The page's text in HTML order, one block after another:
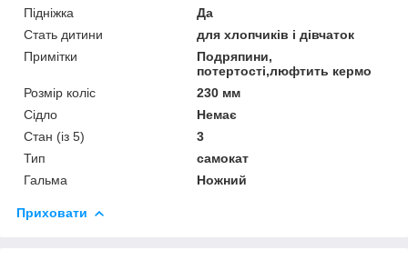
Підніжка
Да
Стать дитини
для хлопчиків і дівчаток
Примітки
Подряпини,
потертості,люфтить кермо
Розмір коліс
230 мм
Сідло
Немає
Стан (із 5)
3
Тип
самокат
Гальма
Ножний
Приховати